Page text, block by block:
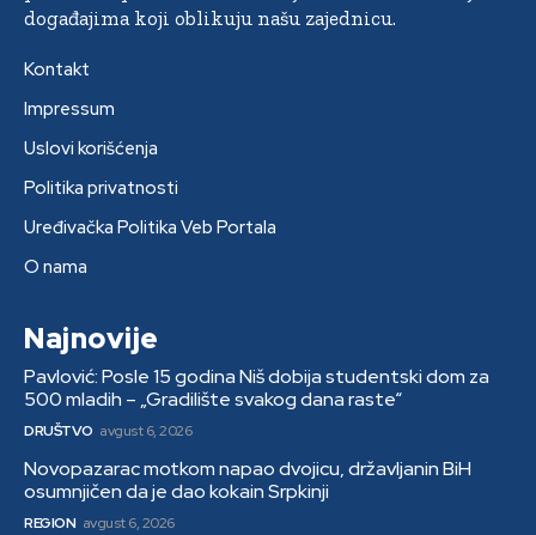
događajima koji oblikuju našu zajednicu.
Kontakt
Impressum
Uslovi korišćenja
Politika privatnosti
Uređivačka Politika Veb Portala
O nama
Najnovije
Pavlović: Posle 15 godina Niš dobija studentski dom za
500 mladih – „Gradilište svakog dana raste“
DRUŠTVO avgust 6, 2026
Novopazarac motkom napao dvojicu, državljanin BiH
osumnjičen da je dao kokain Srpkinji
REGION avgust 6, 2026